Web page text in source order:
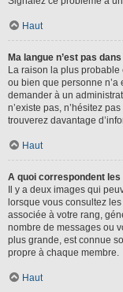
Haut
Ma langue n’est pas
La raison la plus probable
ou bien que personne
demander à un
n’existe pas, n’hésitez
trouverez davantage
Haut
A quoi correspondent
Il y a deux images qui
lorsque vous consultez les
associée à votre rang,
nombre de messages ou
plus grande, est connue
propre à chaque membre.
Haut